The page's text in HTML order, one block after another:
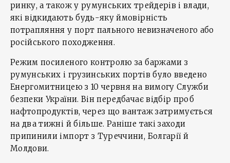
ринку, а також у румунських трейдерів і влади,
які відкидають будь-яку ймовірність
потрапляння у порт пального невизначеного або
російського походження.
Режим посиленого контролю за баржами з
румунських і грузинських портів було введено
Енергомитницею з 10 червня на вимогу Служби
безпеки України. Він передбачає відбір проб
нафтопродуктів, через що вантаж затримується
на два тижні й більше. Раніше такі заходи
припинили імпорт з Туреччини, Болгарії й
Молдови.